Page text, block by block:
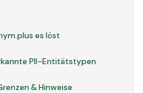
es löst
PII-Entitätstypen
& Hinweise